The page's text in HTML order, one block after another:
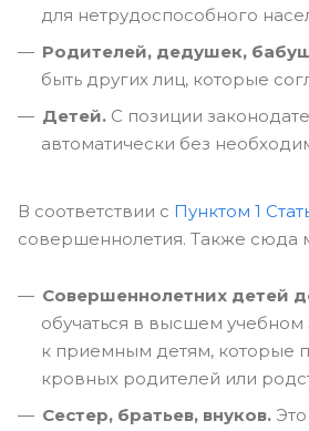
для нетрудоспособного
Родителей, дедушек,
быть других лиц, которые
Детей. С позиции
автоматически без
В соответствии с Пунктом 1
совершеннолетия. Также сюда
Совершеннолетних детей
обучаться в высшем учебном
к приемным детям, которые
кровных родителей или
Сестер, братьев, внуков.